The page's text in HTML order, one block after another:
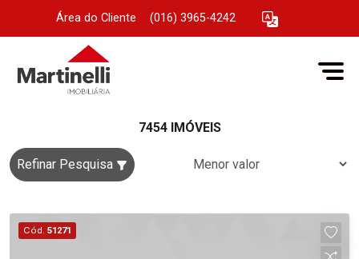
Área do Cliente (016) 3965-4242
7454 IMÓVEIS
Refinar Pesquisa
Cód. 51271